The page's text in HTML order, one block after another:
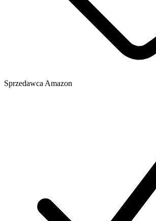
Sprzedawca Amazon